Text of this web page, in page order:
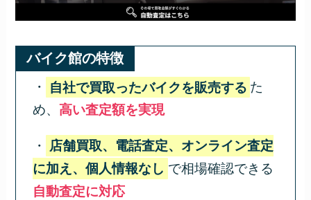
バイク館の特徴
・ 自社で買取ったバイクを販売する た
め、 高い査定額を実現
・
店舗買取、電話査定、オンライン査定
に加え、個人情報なし で相場確認できる
自動査定に対応